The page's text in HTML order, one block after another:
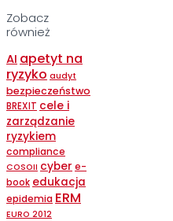
Zobacz
również
AI apetyt na
ryzyko audyt
bezpieczeństwo
BREXIT cele i
zarządzanie
ryzykiem
compliance
COSOII cyber e-
book edukacja
epidemia ERM
EURO 2012